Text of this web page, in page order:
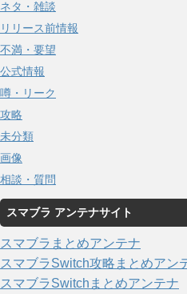
ネタ・雑談
リリース前情報
不満・要望
公式情報
噂・リーク
攻略
未分類
画像
相談・質問
スマブラ アンテナサイト
スマブラまとめアンテナ
スマブラSwitch攻略まとめアン
スマブラSwitchまとめアンテナ